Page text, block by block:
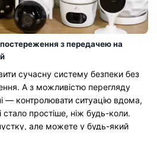
з передачею на
сучасну систему безпеки без
А з можливістю перегляду
— контролювати ситуацію вдома,
стало простіше, ніж будь-коли.
але можете у будь-який